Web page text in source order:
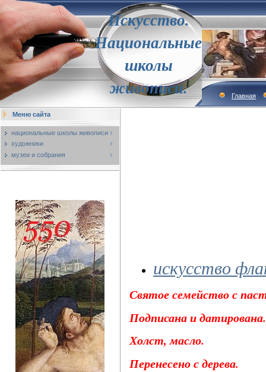
Искусство.
Национальные
школы
живописи.
Главная
Меню сайта
национальные школы живописи
художники
музеи и собрания
искусство
Святое семейство с
Подписана и датирована.
Холст, масло.
Перенесено с дерева.